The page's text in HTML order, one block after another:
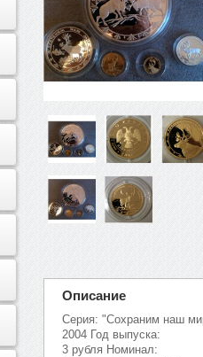
Описание
Серия: "Сохраним наш
2004 Год выпуска:
3 рубля Номинал: